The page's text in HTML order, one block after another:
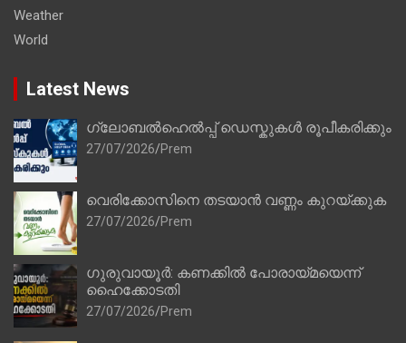
Weather
World
Latest News
ഗ്ലോബൽഹെൽപ്പ് ഡെസ്കുകൾ രൂപീകരിക്കും
27/07/2026 Prem
വെരിക്കോസിനെ തടയാൻ വണ്ണം കുറയ്ക്കുക
27/07/2026 Prem
ഗുരുവായൂർ: കണക്കിൽ പോരായ്മയെന്ന്
ഹൈക്കോടതി
27/07/2026 Prem